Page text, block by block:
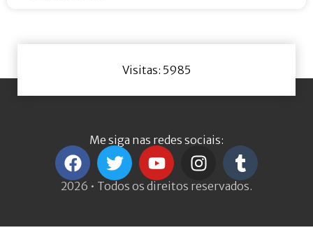
Visitas: 5985
Me siga nas redes sociais:
2026 • Todos os direitos reservados.